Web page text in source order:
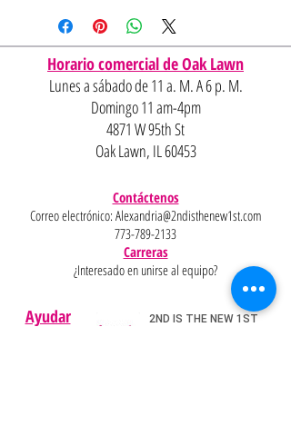
Horario comercial de Oak Lawn
Lunes a sábado de 11 a. M. A 6 p. M.
Domingo 11 am-4pm
4871 W 95th St
Oak Lawn, IL 60453
Contáctenos
Correo electrónico: Alexandria@2ndisthenew1st.com
773-789-2133
Carreras
¿Interesado en unirse al equipo?
Ayudar